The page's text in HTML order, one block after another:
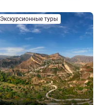
Экскурсионные туры